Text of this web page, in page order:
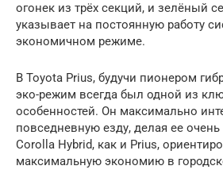
огонек из трёх секций, и зелёный
указывает на постоянную работу
экономичном режиме.
В Toyota Prius, будучи пионером
эко-режим всегда был одной из
особенностей. Он максимально
повседневную езду, делая ее
Corolla Hybrid, как и Prius,
максимальную экономию в